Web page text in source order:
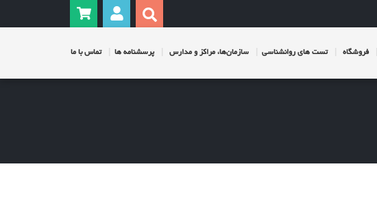
فروشگاه تست های روانشناسی سازمان‌ها، مراکز و مدارس پرسشنامه ها تماس با ما